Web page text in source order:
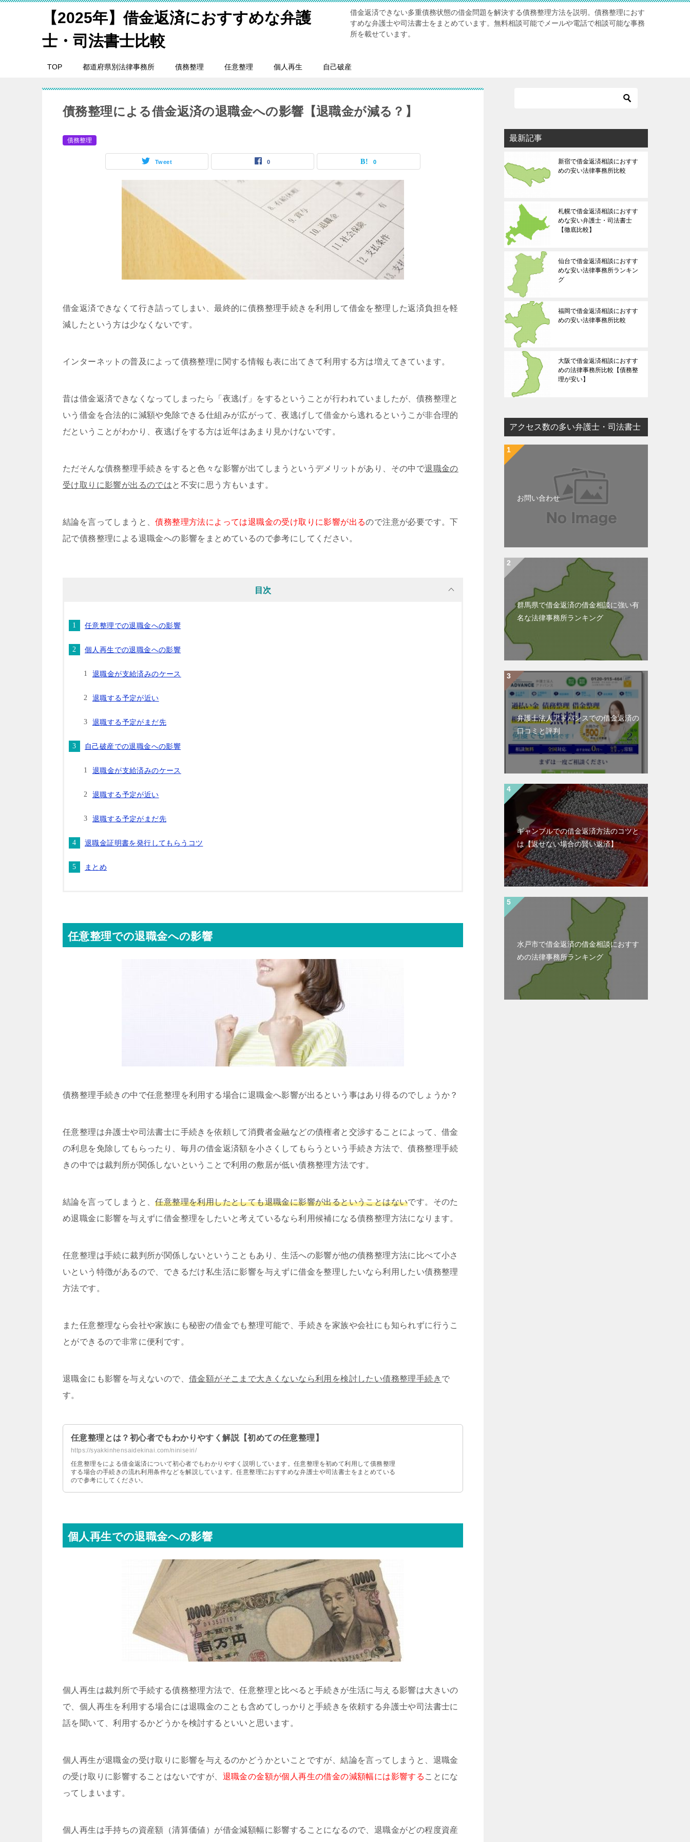
【2025年】借金返済におすすめな弁護
士・司法書士比較
借金返済できない多重債務状態の借金問題を解決する債務整理方法を説明。債務整理におす
すめな弁護士や司法書士をまとめています。無料相談可能でメールや電話で相談可能な事務
所を載せています。
TOP 都道府県別法律事務所 債務整理 任意整理 個人再生 自己破産
債務整理による借金返済の退職金への影響【退職金が減る？】
債務整理
Tweet 0 0
借金返済できなくて行き詰ってしまい、最終的に債務整理手続きを利用して借金を整理した返済負担を軽
減したという方は少なくないです。
インターネットの普及によって債務整理に関する情報も表に出てきて利用する方は増えてきています。
昔は借金返済できなくなってしまったら「夜逃げ」をするということが行われていましたが、債務整理と
いう借金を合法的に減額や免除できる仕組みが広がって、夜逃げして借金から逃れるというこが非合理的
だということがわかり、夜逃げをする方は近年はあまり見かけないです。
ただそんな債務整理手続きをすると色々な影響が出てしまうというデメリットがあり、その中で退職金の
受け取りに影響が出るのではと不安に思う方もいます。
結論を言ってしまうと、債務整理方法によっては退職金の受け取りに影響が出るので注意が必要です。下
記で債務整理による退職金への影響をまとめているので参考にしてください。
目次
任意整理での退職金への影響
個人再生での退職金への影響
退職金が支給済みのケース
退職する予定が近い
退職する予定がまだ先
自己破産での退職金への影響
退職金が支給済みのケース
退職する予定が近い
退職する予定がまだ先
退職金証明書を発行してもらうコツ
まとめ
任意整理での退職金への影響
債務整理手続きの中で任意整理を利用する場合に退職金へ影響が出るという事はあり得るのでしょうか？
任意整理は弁護士や司法書士に手続きを依頼して消費者金融などの債権者と交渉することによって、借金
の利息を免除してもらったり、毎月の借金返済額を小さくしてもらうという手続き方法で、債務整理手続
きの中では裁判所が関係しないということで利用の敷居が低い債務整理方法です。
結論を言ってしまうと、任意整理を利用したとしても退職金に影響が出るということはないです。そのた
め退職金に影響を与えずに借金整理をしたいと考えているなら利用候補になる債務整理方法になります。
任意整理は手続に裁判所が関係しないということもあり、生活への影響が他の債務整理方法に比べて小さ
いという特徴があるので、できるだけ私生活に影響を与えずに借金を整理したいなら利用したい債務整理
方法です。
また任意整理なら会社や家族にも秘密の借金でも整理可能で、手続きを家族や会社にも知られずに行うこ
とができるので非常に便利です。
退職金にも影響を与えないので、 借金額がそこまで大きくないなら利用を検討したい債務整理手続き で
す。
任意整理とは？初心者でもわかりやすく解説【初めての任意整理】
https://syakkinhensaidekinai.com/niniseiri/
任意整理をによる借金返済について初心者でもわかりやすく説明しています。任意整理を初めて利用して債務整理
する場合の手続きの流れ利用条件などを解説しています。任意整理におすすめな弁護士や司法書士をまとめている
ので参考にしてください。
個人再生での退職金への影響
個人再生は裁判所で手続する債務整理方法で、任意整理と比べると手続きが生活に与える影響は大きいの
で、個人再生を利用する場合には退職金のことも含めてしっかりと手続きを依頼する弁護士や司法書士に
話を聞いて、利用するかどうかを検討するといいと思います。
個人再生が退職金の受け取りに影響を与えるのかどうかといことですが、結論を言ってしまうと、退職金
の受け取りに影響することはないですが、 退職金の金額が個人再生の借金の減額幅には影響する ことにな
ってしまいます。
個人再生は手持ちの資産額（清算価値）が借金減額幅に影響することになるので、退職金がどの程度資産
最新記事
新宿で借金返済相談におすす
めの安い法律事務所比較
札幌で借金返済相談におすす
めな安い弁護士・司法書士
【徹底比較】
仙台で借金返済相談におすす
めな安い法律事務所ランキン
グ
福岡で借金返済相談におすす
めの安い法律事務所比較
大阪で借金返済相談におすす
めの法律事務所比較【債務整
理が安い】
アクセス数の多い弁護士・司法書士
お問い合わせ
群馬県で借金返済の借金相談に強い有
名な法律事務所ランキング
弁護士法人アドバンスでの借金返済の
口コミと評判
ギャンブルでの借金返済方法のコツと
は【返せない場合の賢い返済】
水戸市で借金返済の借金相談におすす
めの法律事務所ランキング